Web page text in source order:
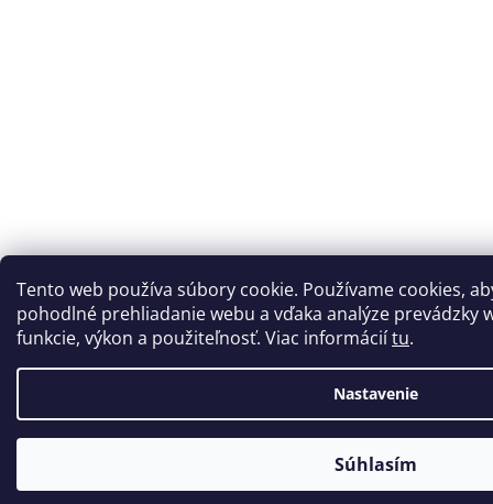
Tento web používa súbory cookie. Používame cookies,
pohodlné prehliadanie webu a vďaka analýze prevádzky
funkcie, výkon a použiteľnosť. Viac informáciítu.
Nastavenie
Súhlasím